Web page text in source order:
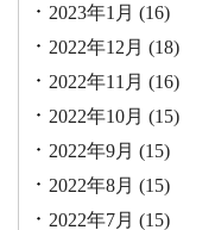
2023年1月 (16)
2022年12月 (18)
2022年11月 (16)
2022年10月 (15)
2022年9月 (15)
2022年8月 (15)
2022年7月 (15)